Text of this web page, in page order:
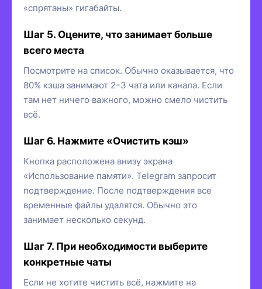
«спрятаны» гигабайты.
Шаг 5. Оцените, что занимает больше
всего места
Посмотрите на список. Обычно оказывается, что
80% кэша занимают 2–3 чата или канала. Если
там нет ничего важного, можно смело чистить
всё.
Шаг 6. Нажмите «Очистить кэш»
Кнопка расположена внизу экрана
«Использование памяти». Telegram запросит
подтверждение. После подтверждения все
временные файлы удалятся. Обычно это
занимает несколько секунд.
Шаг 7. При необходимости выберите
конкретные чаты
Если не хотите чистить всё, нажмите на